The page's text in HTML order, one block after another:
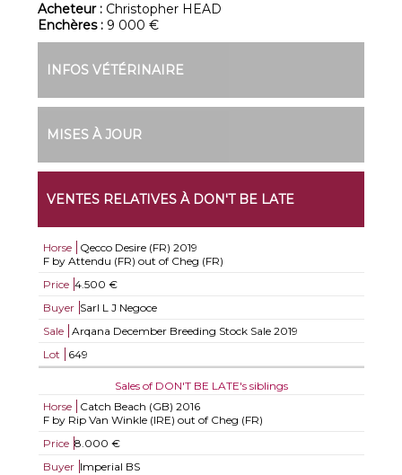
Acheteur : Christopher HEAD
Enchères : 9 000 €
INFOS VÉTÉRINAIRE
MISES À JOUR
VENTES RELATIVES À DON'T BE LATE
Horse Qecco Desire (FR) 2019
F by Attendu (FR) out of Cheg (FR)
Price 4.500 €
Buyer Sarl L J Negoce
Sale
Arqana December Breeding Stock Sale 2019
Lot
649
Sales of DON'T BE LATE's siblings
Horse
Catch Beach (GB) 2016
F by Rip Van Winkle (IRE) out of Cheg (FR)
Price 8.000 €
Buyer Imperial BS